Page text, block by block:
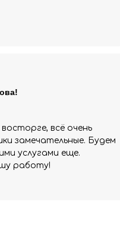
всё очень
замечательные. Будем
услугами еще.
работу!